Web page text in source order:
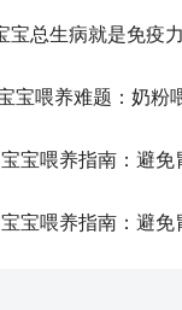
宝宝喂养指南：避免
宝宝喂养指南：避免